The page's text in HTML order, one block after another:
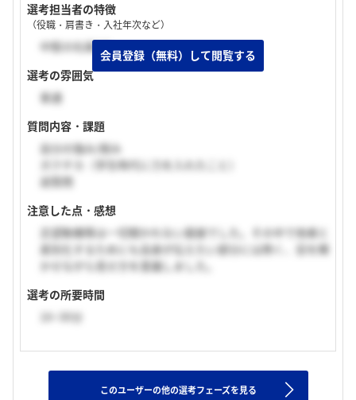
選考担当者の特徴
（役職・肩書き・入社年次など）
中堅の社員2名
選考の雰囲気
普通
質問内容・課題
自分の強み/弱み
ガクチカ（学生時代に力を入れたこと）
逆質問
注意した点・感想
志望動機等は一切聞かれない面接でした。その中で他者と
差別化するためにも自身が伝えたい部分には熱く、目を輝
かせながら見せ方を意識しました。
選考の所要時間
16~30分
このユーザーの他の選考フェーズを見る